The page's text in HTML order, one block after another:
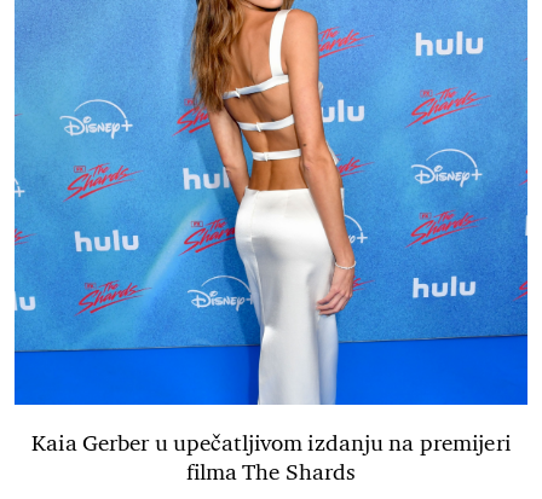
Kaia Gerber u upečatljivom izdanju na premijeri
filma The Shards